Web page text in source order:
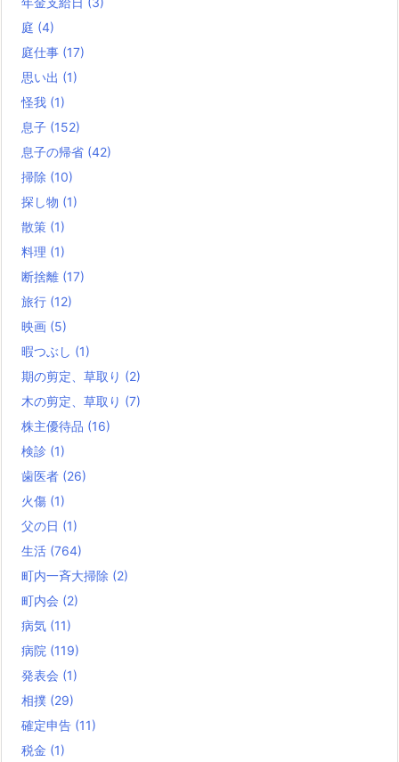
庭 (4)
庭仕事 (17)
思い出 (1)
怪我 (1)
息子 (152)
息子の帰省 (42)
掃除 (10)
探し物 (1)
散策 (1)
料理 (1)
断捨離 (17)
旅行 (12)
映画 (5)
暇つぶし (1)
期の剪定、草取り (2)
木の剪定、草取り (7)
株主優待品 (16)
検診 (1)
歯医者 (26)
火傷 (1)
父の日 (1)
生活 (764)
町内一斉大掃除 (2)
町内会 (2)
病気 (11)
病院 (119)
発表会 (1)
相撲 (29)
確定申告 (11)
税金 (1)